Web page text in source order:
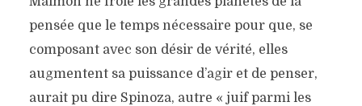
pensée que le temps nécessaire pour que, se
composant avec son désir de vérité, elles
augmentent sa puissance d’agir et de penser,
aurait pu dire Spinoza, autre « juif parmi les